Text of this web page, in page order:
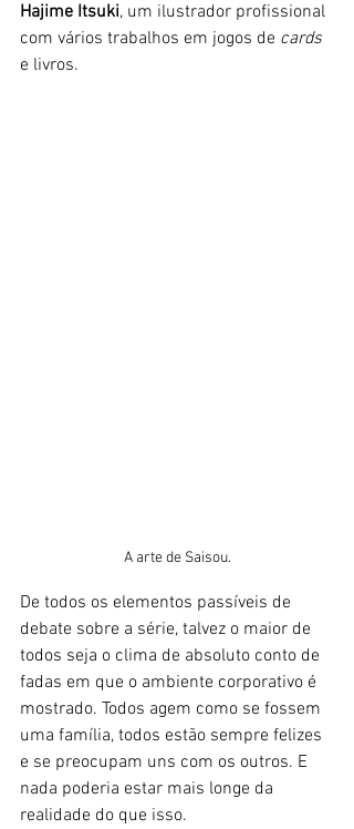
Hajime Itsuki, um ilustrador profissional
com vários trabalhos em jogos de cards
e livros.
A arte de Saisou.
De todos os elementos passíveis de
debate sobre a série, talvez o maior de
todos seja o clima de absoluto conto de
fadas em que o ambiente corporativo é
mostrado. Todos agem como se fossem
uma família, todos estão sempre felizes
e se preocupam uns com os outros. E
nada poderia estar mais longe da
realidade do que isso.